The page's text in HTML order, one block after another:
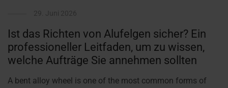
Ist das Richten von Alufelgen sicher? Ein
professioneller Leitfaden, um zu wissen,
welche Aufträge Sie annehmen sollten
A bent alloy wheel is one of the most common forms of